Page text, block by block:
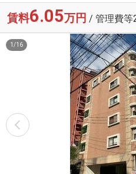
賃料6.05万円 / 管理費等
1 /16